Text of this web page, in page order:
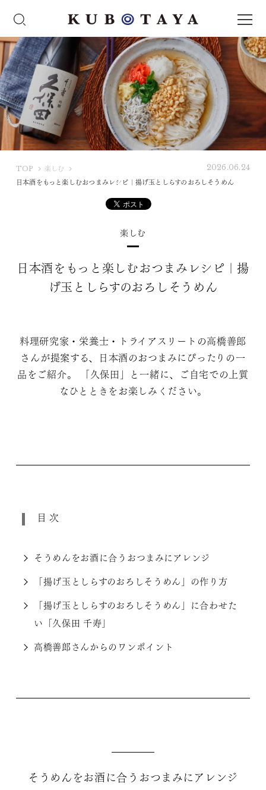
TOP
U
楽しむ
日本酒をもっと楽しむおつまみレシピ｜揚げ玉としらすのおろしそうめん
2026.06.24
楽しむ
日本酒をもっと楽しむおつまみレシピ｜揚
げ玉としらすのおろしそうめん
料理研究家・栄養士・トライアスリートの高橋善郎
さんが提案する、日本酒のおつまみにぴったりの一
品をご紹介。 「久保田」と一緒に、ご自宅での上質
なひとときをお楽しみください。
目次
そうめんをお酒に合うおつまみにアレンジ
「揚げ玉としらすのおろしそうめん」の作り方
「揚げ玉としらすのおろしそうめん」に合わせた
い「久保田 千寿」
高橋善郎さんからのワンポイント
そうめんをお酒に合うおつまみにアレンジ